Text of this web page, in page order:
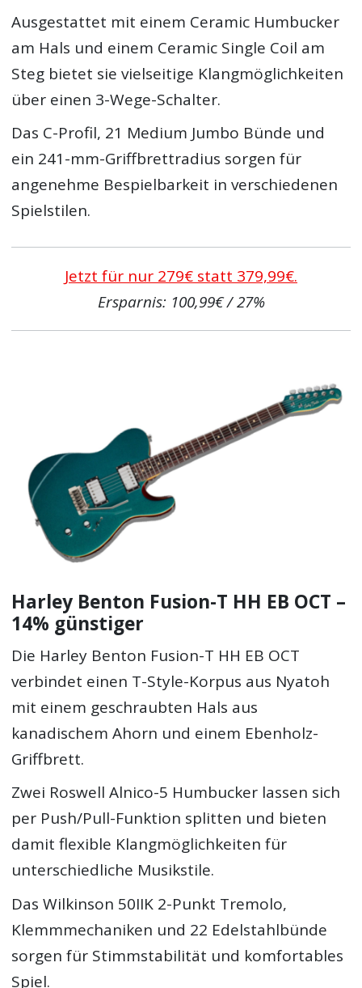
Ausgestattet mit einem Ceramic Humbucker
am Hals und einem Ceramic Single Coil am
Steg bietet sie vielseitige Klangmöglichkeiten
über einen 3-Wege-Schalter.
Das C-Profil, 21 Medium Jumbo Bünde und
ein 241-mm-Griffbrettradius sorgen für
angenehme Bespielbarkeit in verschiedenen
Spielstilen.
Jetzt für nur 279€ statt 379,99€.
Ersparnis: 100,99€ / 27%
Harley Benton Fusion-T HH EB OCT –
14% günstiger
Die Harley Benton Fusion-T HH EB OCT
verbindet einen T-Style-Korpus aus Nyatoh
mit einem geschraubten Hals aus
kanadischem Ahorn und einem Ebenholz-
Griffbrett.
Zwei Roswell Alnico-5 Humbucker lassen sich
per Push/Pull-Funktion splitten und bieten
damit flexible Klangmöglichkeiten für
unterschiedliche Musikstile.
Das Wilkinson 50IIK 2-Punkt Tremolo,
Klemmmechaniken und 22 Edelstahlbünde
sorgen für Stimmstabilität und komfortables
Spiel.